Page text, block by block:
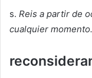
s. Reis a partir de
cualquier momento.